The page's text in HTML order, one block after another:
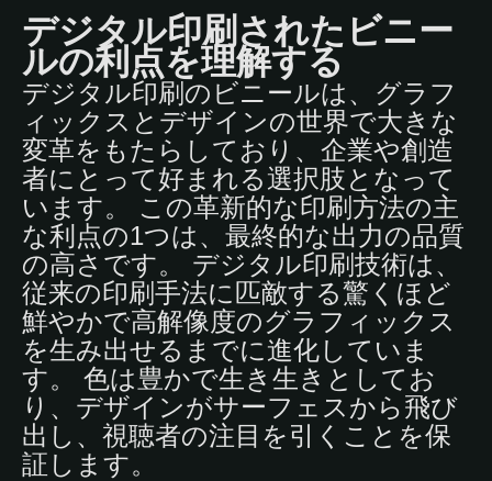
デジタル印刷されたビニー
ルの利点を理解する
デジタル印刷のビニールは、グラフ
ィックスとデザインの世界で大きな
変革をもたらしており、企業や創造
者にとって好まれる選択肢となって
います。 この革新的な印刷方法の主
な利点の1つは、最終的な出力の品質
の高さです。 デジタル印刷技術は、
従来の印刷手法に匹敵する驚くほど
鮮やかで高解像度のグラフィックス
を生み出せるまでに進化していま
す。 色は豊かで生き生きとしてお
り、デザインがサーフェスから飛び
出し、視聴者の注目を引くことを保
証します。